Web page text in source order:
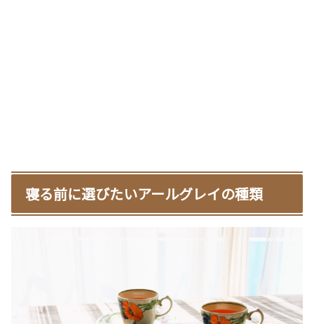
寝る前に選びたいアールグレイの種類